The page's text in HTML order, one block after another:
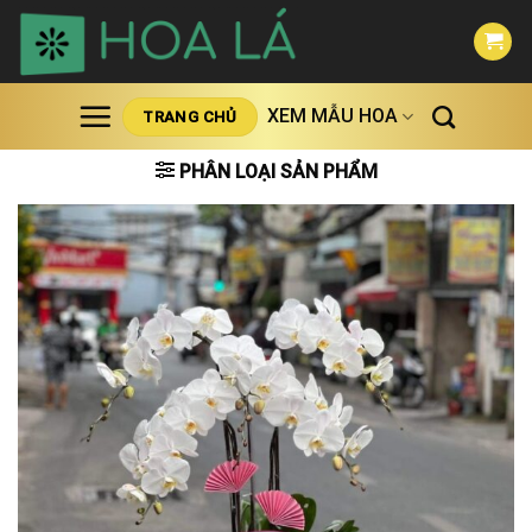
Skip
content
TRANG CHỦ XEM MẪU HOA
PHÂN LOẠI SẢN PHẨM